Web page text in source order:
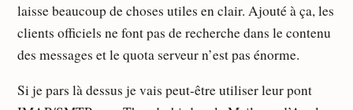
laisse beaucoup de choses utiles en clair. Ajouté à ça, les
clients officiels ne font pas de recherche dans le contenu
des messages et le quota serveur n’est pas énorme.
Si je pars là dessus je vais peut-être utiliser leur pont